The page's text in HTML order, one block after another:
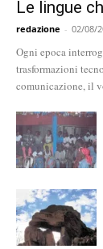
Le lingue
redazione - 02/08/
Ogni epoca
trasformazioni
comunicazione, il